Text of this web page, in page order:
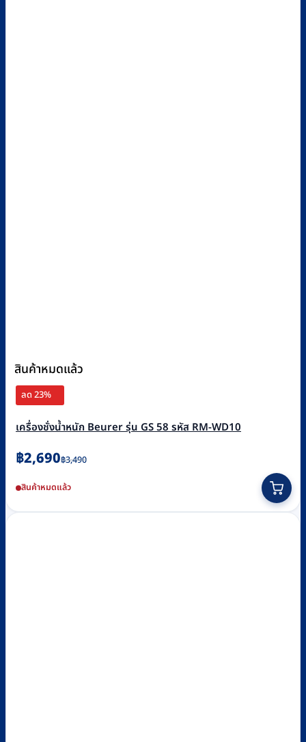
สินค้าหมดแล้ว
ลด 23%
เครื่องชั่งน้ำหนัก Beurer รุ่น GS 58 รหัส RM-WD10
฿3,490
Original
was:
฿3,490.
฿2,690
Current
is:
฿2,690.
สินค้าหมดแล้ว